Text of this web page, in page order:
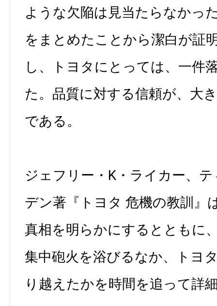
ような欠陥は見当たらなかっ
をまとめたことから潔白が証
し、トヨタにとっては、一件
た。品質に対する信頼が、大
である。
ジェフリー・K・ライカー、
デン著『トヨタ 危機の教訓』
真相を明らかにするとともに
集中砲火を浴びるなか、トヨ
り越えたかを時間を追って詳